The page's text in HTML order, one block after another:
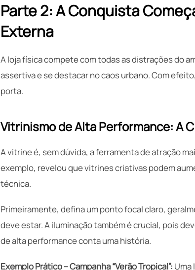
Parte 2: A Conquista
Externa
A loja física compete com todas as distrações do
assertiva e se destacar no caos urbano. Com
porta.
Vitrinismo de Alta Performance: A
A vitrine é, sem dúvida, a ferramenta de atração
exemplo, revelou que vitrines criativas podem
técnica.
Primeiramente, defina um ponto focal claro,
deve estar. A iluminação também é crucial, pois
de alta performance conta uma história.
Exemplo Prático – Campanha “Verão Tropical”: Uma